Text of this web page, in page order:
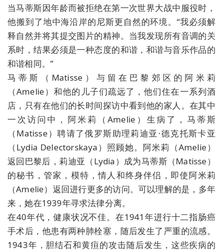
当马蒂斯因年龄而被拒绝在第一次世界大战中服役时，
他搬到了地中海沿岸的尼斯更自然的环境。“我必须解
释自然并将其提交图片的精神。当我发现所有音调的关
系时，结果必须是一种态度的和谐，和谐与音乐作品的
和谐相同。”
马蒂斯（Matisse）与留在巴黎郊区的阿米莉
（Amelie）和他的儿子们疏远了，他们住在一系列酒
店，只有在他们的长时间探访中看到他的家人。在其中
一次访问中，阿米莉（Amelie）生病了，马蒂斯
（Matisse）聘请了俄罗斯助理莉迪亚·德克托斯卡亚
（Lydia Delectorskaya）照顾她。阿米莉（Amelie）
返回巴黎后，莉迪亚（Lydia）成为马蒂斯（Matisse）
的秘书，管家，模特，情人和终身伴侣，即使阿米莉
（Amelie）返回进行更多的访问。可以理解的是，多年
来，她在1939年寻求法律分离。
在40年代，健康状况不佳。在1941年进行十二指肠癌
手术后，他患有两种肺栓塞，随后发生了严重的流感。
1943年，胆结石和黄疸的攻击随后发生，这些疾病的